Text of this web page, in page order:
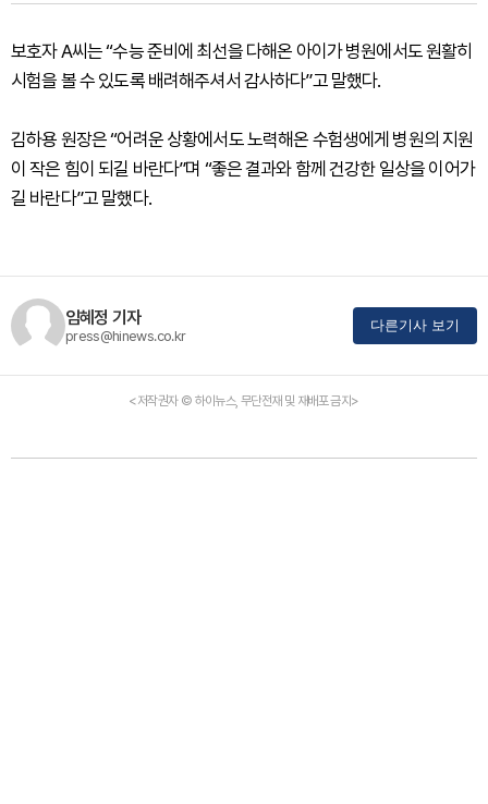
보호자 A씨는 “수능 준비에 최선을 다해온 아이가 병원에서도 원활히
시험을 볼 수 있도록 배려해주셔서 감사하다”고 말했다.
김하용 원장은 “어려운 상황에서도 노력해온 수험생에게 병원의 지원
이 작은 힘이 되길 바란다”며 “좋은 결과와 함께 건강한 일상을 이어가
길 바란다”고 말했다.
임혜정 기자
press@hinews.co.kr
다른기사 보기
<저작권자 © 하이뉴스, 무단전재 및 재배포 금지>